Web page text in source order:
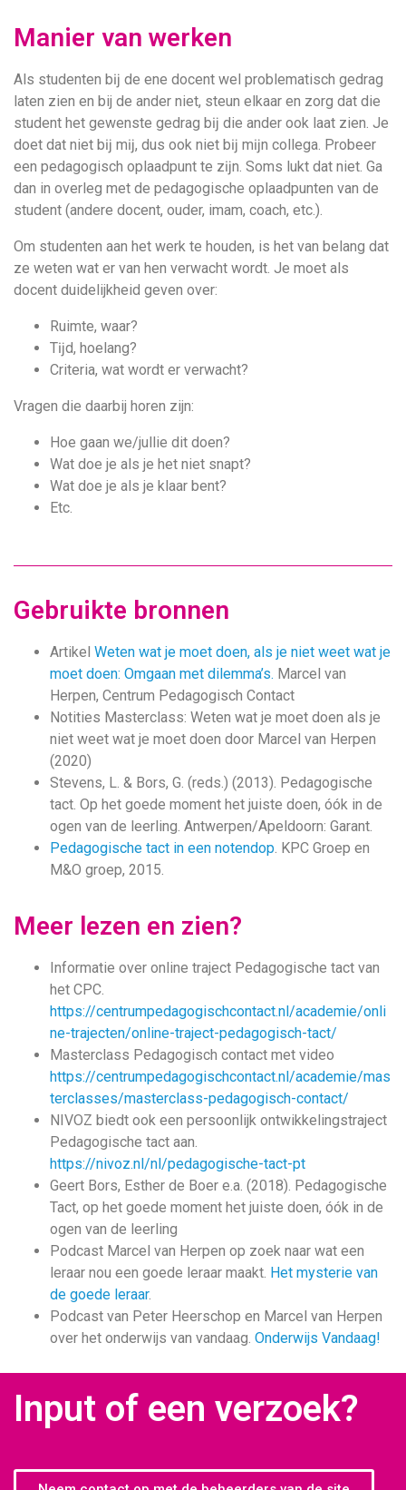
Manier van werken
Als studenten bĳ de ene docent wel problematisch gedrag
laten zien en bij de ander niet, steun elkaar en zorg dat die
student het gewenste gedrag bĳ die ander ook laat zien. Je
doet dat niet bĳ mĳ, dus ook niet bĳ mĳn collega. Probeer
een pedagogisch oplaadpunt te zĳn. Soms lukt dat niet. Ga
dan in overleg met de pedagogische oplaadpunten van de
student (andere docent, ouder, imam, coach, etc.).
Om studenten aan het werk te houden, is het van belang dat
ze weten wat er van hen verwacht wordt. Je moet als
docent duidelijkheid geven over:
Ruimte, waar?
Tĳd, hoelang?
Criteria, wat wordt er verwacht?
Vragen die daarbij horen zijn:
Hoe gaan we/jullie dit doen?
Wat doe je als je het niet snapt?
Wat doe je als je klaar bent?
Etc.
Gebruikte bronnen
Artikel Weten wat je moet doen, als je niet weet wat je
moet doen: Omgaan met dilemma’s. Marcel van
Herpen, Centrum Pedagogisch Contact
Notities Masterclass: Weten wat je moet doen als je
niet weet wat je moet doen door Marcel van Herpen
(2020)
Stevens, L. & Bors, G. (reds.) (2013). Pedagogische
tact. Op het goede moment het juiste doen, óók in de
ogen van de leerling. Antwerpen/Apeldoorn: Garant.
Pedagogische tact in een notendop. KPC Groep en
M&O groep, 2015.
Meer lezen en zien?
Informatie over online traject Pedagogische tact van
het CPC.
https://centrumpedagogischcontact.nl/academie/onli
ne-trajecten/online-traject-pedagogisch-tact/
Masterclass Pedagogisch contact met video
https://centrumpedagogischcontact.nl/academie/mas
terclasses/masterclass-pedagogisch-contact/
NIVOZ biedt ook een persoonlijk ontwikkelingstraject
Pedagogische tact aan.
https://nivoz.nl/nl/pedagogische-tact-pt
Geert Bors, Esther de Boer e.a. (2018). Pedagogische
Tact, op het goede moment het juiste doen, óók in de
ogen van de leerling
Podcast Marcel van Herpen op zoek naar wat een
leraar nou een goede leraar maakt. Het mysterie van
de goede leraar.
Podcast van Peter Heerschop en Marcel van Herpen
over het onderwijs van vandaag. Onderwijs Vandaag!
Input of een verzoek?